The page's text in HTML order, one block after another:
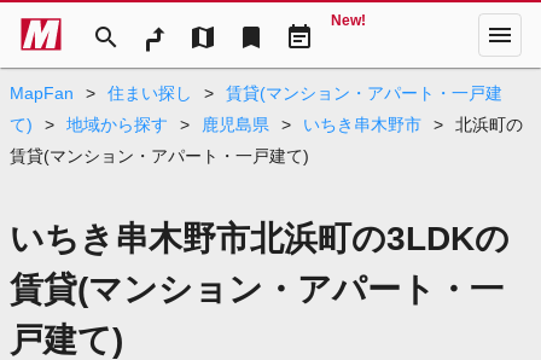
search map bookmark event_note
New! menu
MapFan > 住まい探し >
賃貸(マンション・アパート・一戸建
て)
> 地域から探す > 鹿児島県 > いちき串木野市 >
北浜町の
賃貸(マンション・アパート・一戸建て)
いちき串木野市北浜町の3LDKの
賃貸(マンション・アパート・一
戸建て)